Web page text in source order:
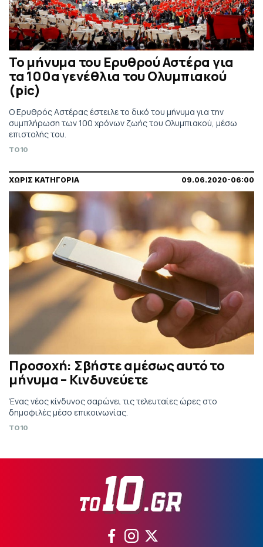
Το μήνυμα του Ερυθρού Αστέρα για
τα 100α γενέθλια του Ολυμπιακού
(pic)
Ο Ερυθρός Αστέρας έστειλε το δικό του μήνυμα για την
συμπλήρωση των 100 χρόνων ζωής του Ολυμπιακού, μέσω
επιστολής του.
TO10
ΧΩΡΙΣ ΚΑΤΗΓΟΡΙΑ 09.06.2020-06:00
Προσοχή: Σβήστε αμέσως αυτό το
μήνυμα – Κινδυνεύετε
Ένας νέος κίνδυνος σαρώνει τις τελευταίες ώρες στο
δημοφιλές μέσο επικοινωνίας.
TO10